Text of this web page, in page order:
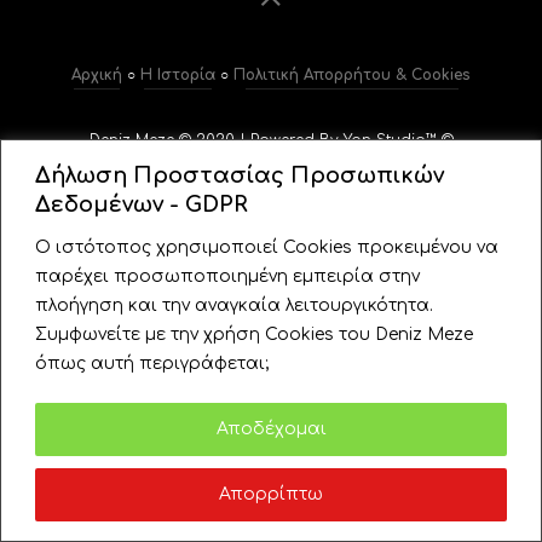
Δήλωση Προστασίας Προσωπικών
Δεδομένων - GDPR
Ο ιστότοπος χρησιμοποιεί Cookies προκειμένου να
παρέχει προσωποποιημένη εμπειρία στην
πλοήγηση και την αναγκαία λειτουργικότητα.
Συμφωνείτε με την χρήση Cookies του Deniz Meze
όπως αυτή περιγράφεται;
Απορρίπτω
Αποδέχομαι
Αρχική ○ Η Ιστορία ○ Πολιτική Απορρήτου & Cookies
Deniz Meze © 2020 | Powered By Yan Studio™ ©